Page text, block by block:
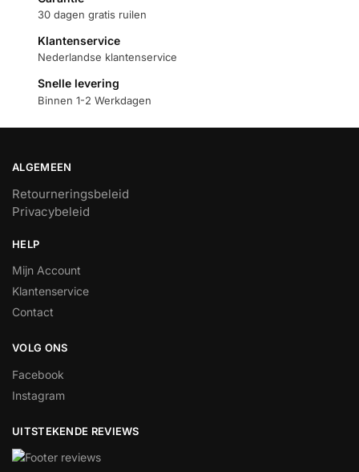
30 dagen gratis ruilen
Klantenservice
Nederlandse klantenservice
Snelle levering
Binnen 1-2 Werkdagen
ALGEMEEN
Retourneringsbeleid
Privacybeleid
HELP
Mijn Account
Klantenservice
Contact
VOLG ONS
Facebook
Instagram
UITSTEKENDE REVIEWS